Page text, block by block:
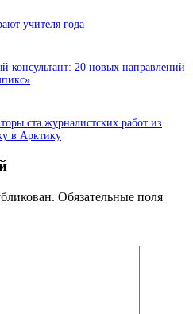
учителя года
консультант: 20 новых направлений
ста журналистских работ из
в Арктику
Обязательные поля